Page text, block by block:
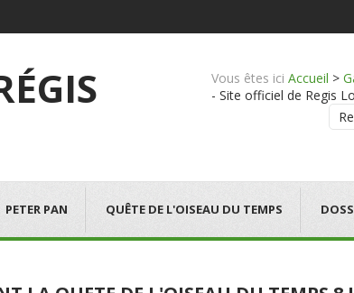
Vous êtes ici Accueil >
- Site officiel de Regis
PETER PAN QUÊTE DE L'OISEAU DU TEMPS